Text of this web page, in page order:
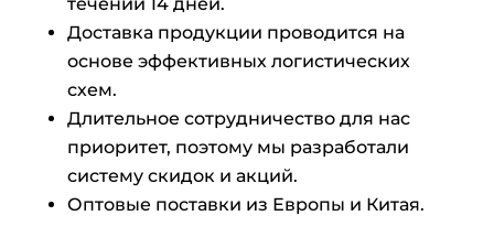
течении 14 дней.
Доставка продукции проводится на
основе эффективных логистических
схем.
Длительное сотрудничество для нас
приоритет, поэтому мы разработали
систему скидок и акций.
Оптовые поставки из Европы и Китая.